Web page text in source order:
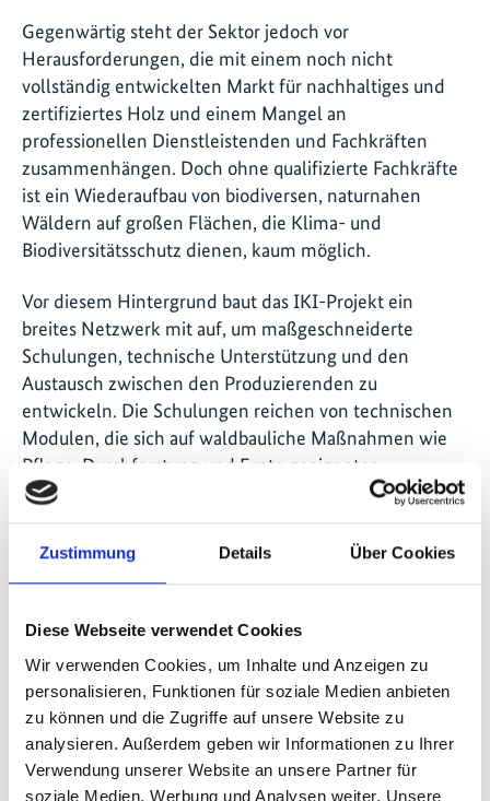
Zustimmung Details Über Cookies
Diese Webseite verwendet Cookies
Wir verwenden Cookies, um Inhalte und Anzeigen zu
personalisieren, Funktionen für soziale Medien anbieten
zu können und die Zugriffe auf unsere Website zu
analysieren. Außerdem geben wir Informationen zu Ihrer
Verwendung unserer Website an unsere Partner für
soziale Medien, Werbung und Analysen weiter. Unsere
Gegenwärtig steht der Sektor jedoch vor
Herausforderungen, die mit einem noch nicht
vollständig entwickelten Markt für nachhaltiges und
zertifiziertes Holz und einem Mangel an
professionellen Dienstleistenden und Fachkräften
zusammenhängen. Doch ohne qualifizierte Fachkräfte
ist ein Wiederaufbau von biodiversen, naturnahen
Wäldern auf großen Flächen, die Klima- und
Biodiversitätsschutz dienen, kaum möglich.
Vor diesem Hintergrund baut das IKI-Projekt ein
breites Netzwerk mit auf, um maßgeschneiderte
Schulungen, technische Unterstützung und den
Austausch zwischen den Produzierenden zu
entwickeln. Die Schulungen reichen von technischen
Modulen, die sich auf waldbauliche Maßnahmen wie
Pflege, Durchforstung und Ernte geeigneter
Baumarten konzentrieren, bis hin zur
Professionalisierung von Dienstleistenden durch
Unterstützung in den Bereichen Personalwesen,
Gleichzeitig werden lokale und nationale Behörden
und Forschungseinrichtungen einbezogen, um einen
breiteren Dialog zwischen den Interessengruppen zu
fördern. Der Austausch soll Anknüpfungspunkte für die
Förderung von Forschung und Entwicklung sowie für
Verbesserungen in der Forstverwaltung schaffen.